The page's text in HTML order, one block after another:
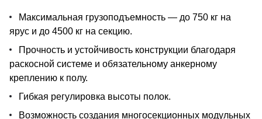
Максимальная грузоподъемность — до 750 кг на
ярус и до 4500 кг на секцию.
Прочность и устойчивость конструкции благодаря
раскосной системе и обязательному анкерному
креплению к полу.
Гибкая регулировка высоты полок.
Возможность создания многосекционных модульных